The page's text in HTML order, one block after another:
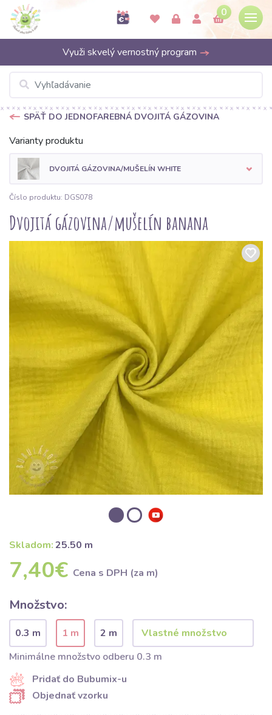
0
Využi skvelý vernostný program
SPÄŤ DO JEDNOFAREBNÁ DVOJITÁ GÁZOVINA
Varianty produktu
DVOJITÁ GÁZOVINA/MUŠELÍN WHITE
Číslo produktu: DGS078
Dvojitá gázovina/mušelín banana
Skladom:25.50 m
7,40€ Cena s DPH (za m)
Množstvo:
0.3 m 1 m
2 m
Minimálne množstvo odberu 0.3 m
Pridať do Bubumix-u
Objednať vzorku